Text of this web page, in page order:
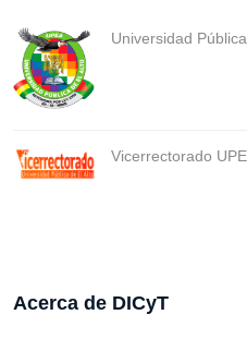
Universidad
Vicerrectorado
Acerca de DICyT